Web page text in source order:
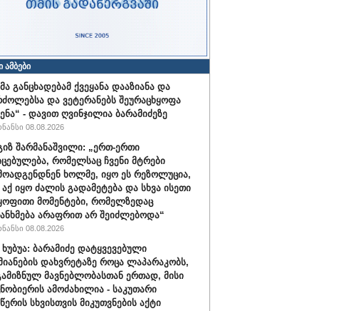
ამბები
განცხადებამ ქვეყანა დააზიანა და
და ვეტერანებს შეურაცხყოფა
- დავით ღვინჯილია ბარამიძეზე
08.08.2026
შარმანაშვილი: „ერთ-ერთი
რომელსაც ჩვენი მტრები
ხოლმე, იყო ეს რეზოლუცია,
იყო ძალის გადამეტება და სხვა ისეთი
მომენტები, რომელზედაც
არაფრით არ შეიძლებოდა“
08.08.2026
ხუბუა: ბარამიძე დატყვევებული
დახვრეტაზე როცა ლაპარაკობს,
მავნებლობასთან ერთად, მისი
ამოძახილია - საკუთარი
სხვისთვის მიკუთვნების აქტი